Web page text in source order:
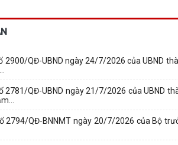
2900/QĐ-UBND ngày 24/7/2026 của UBND
2781/QĐ-UBND ngày 21/7/2026 của UBND
2794/QĐ-BNNMT ngày 20/7/2026 của Bộ